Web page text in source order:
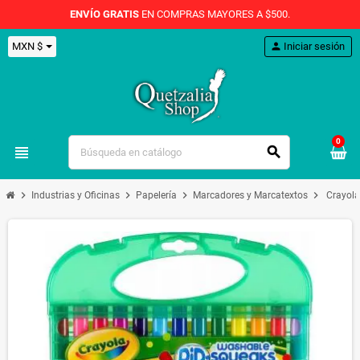
ENVÍO GRATIS EN COMPRAS MAYORES A $500.
MXN $
view_headline search
person Iniciar sesión
0
chevron_right Industrias y Oficinas chevron_right Papelería chevron_right Marcadores y Marcatextos chevron_right